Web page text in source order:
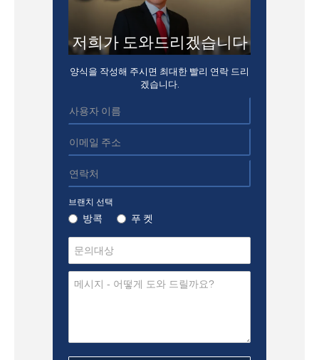
저희가 도와드리겠습니다
양식을 작성해 주시면 최대한 빨리 연락 드리
겠습니다.
브랜치 선택
방콕 푸 켓